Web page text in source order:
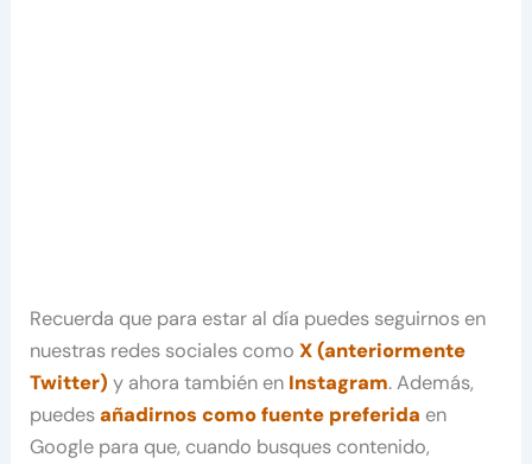
Recuerda que para estar al día puedes seguirnos en
nuestras redes sociales comoX (anteriormente
Twitter) y ahora también en Instagram. Además,
puedesañadirnos como fuente preferida en
Google para que, cuando busques contenido,